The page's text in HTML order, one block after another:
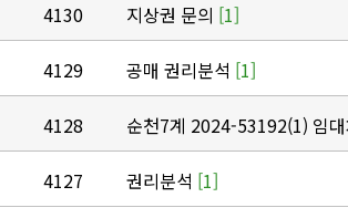
4130 지상권 문의 [1]
4129 공매 권리분석 [1]
4128 순천7계 2024-53192(1) 임
4127 권리분석 [1]